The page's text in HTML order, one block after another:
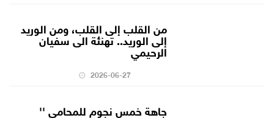
من القلب إلى القلب، ومن الوريد
إلى الوريد.. تهنئة الى سفيان
الرحيمي
2026-06-27
جاهة خمس نجوم للمحامي ''